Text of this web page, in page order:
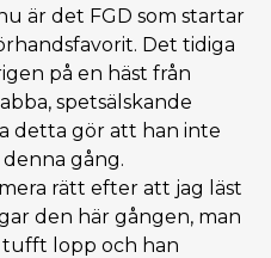
är det FGD som startar
Det tidiga
på en häst från
spetsälskande
detta gör att han inte
gång.
rätt efter att jag läst
den här gången, man
lopp och han